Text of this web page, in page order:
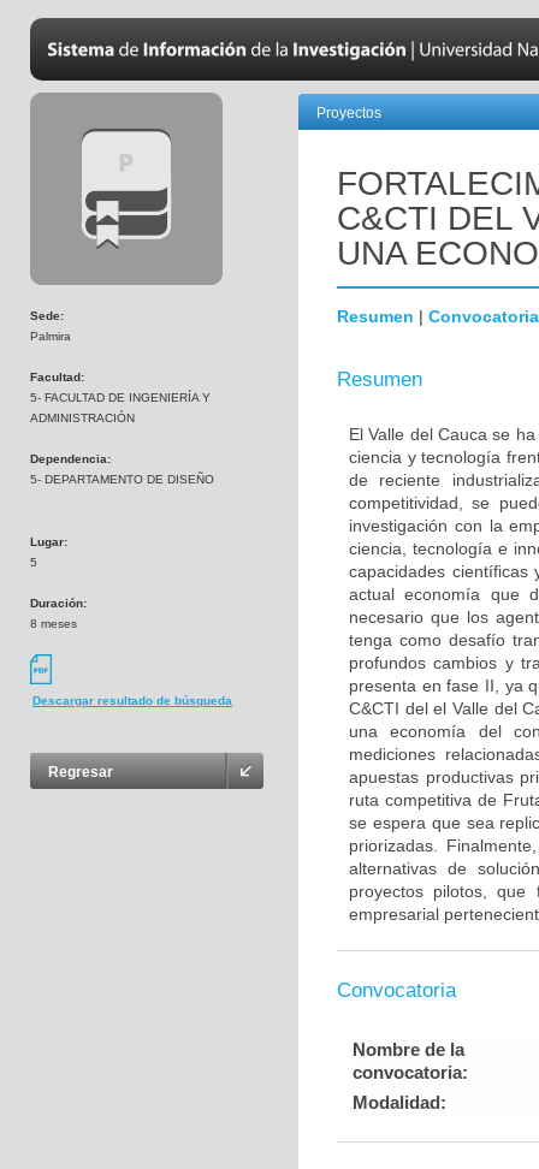
Sede:
Palmira
Facultad:
5- FACULTAD DE INGENIERÍA Y
ADMINISTRACIÓN
Dependencia:
5- DEPARTAMENTO DE DISEÑO
Lugar:
5
Duración:
8 meses
Descargar resultado de búsqueda
Regresar
Proyectos
C&CTI DEL
UNA
Resumen | Convocatoria
Resumen
El Valle del Cauca se
ciencia y tecnología
de reciente
competitividad, se
investigación con la
ciencia, tecnología e
capacidades
actual economía que
necesario que los
tenga como desafío
profundos cambios y
presenta en fase II, ya
C&CTI del el Valle del
una economía del
mediciones
apuestas productivas
ruta competitiva de
se espera que sea
priorizadas.
alternativas de
proyectos pilotos,
empresarial
Convocatoria
Nombre de la
convocatoria:
Modalidad: